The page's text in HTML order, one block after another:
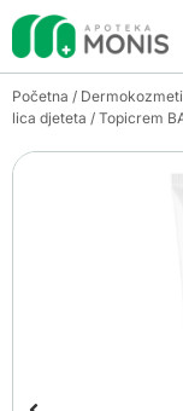
Početna /
lica djeteta / Topicrem